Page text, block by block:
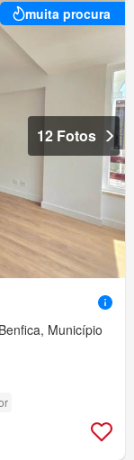
muita procura
12 Fotos
Município